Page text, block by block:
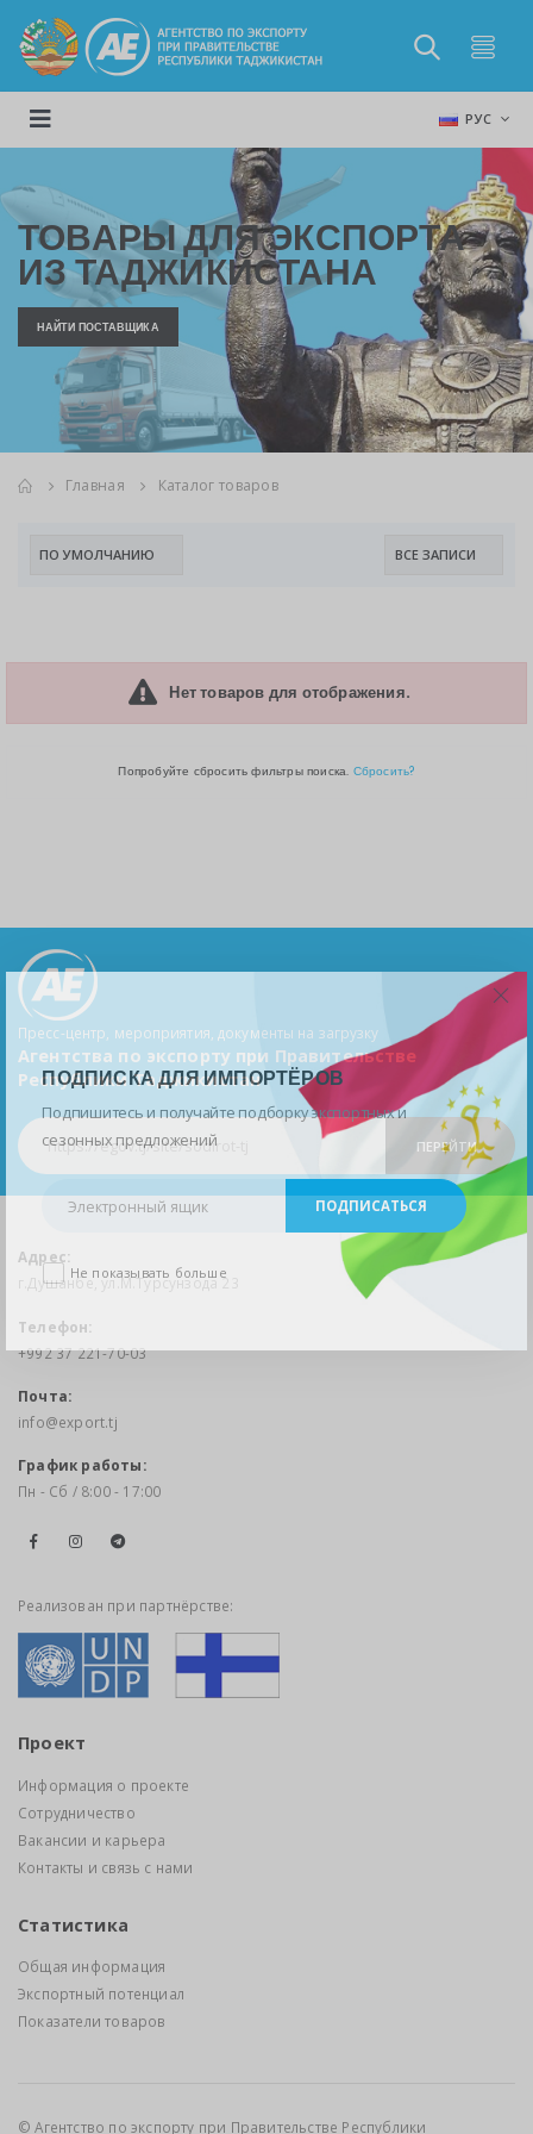
ПОДПИСКА ДЛЯ ИМПОРТЁРОВ
Подпишитесь и получайте подборку экспортных и
сезонных предложений
Не показывать больше
РУС
ТОВАРЫ ДЛЯ ЭКСПОРТА
ИЗ ТАДЖИКИСТАНА
НАЙТИ ПОСТАВЩИКА
Главная Каталог товаров
Нет товаров для отображения.
Попробуйте сбросить фильтры поиска. Сбросить?
Пресс-центр, мероприятия, документы на загрузку
Агентства по экспорту при Правительстве
Республики Таджикистан
ПЕРЕЙТИ
Адрес:
г.Душанбе, ул.М.Турсунзода 23
Телефон:
+992 37 221-70-03
Почта:
info@export.tj
График работы:
Пн - Сб / 8:00 - 17:00
Реализован при партнёрстве:
Проект
Информация о проекте
Сотрудничество
Вакансии и карьера
Контакты и связь с нами
Статистика
Общая информация
Экспортный потенциал
Показатели товаров
© Агентство по экспорту при Правительстве Республики